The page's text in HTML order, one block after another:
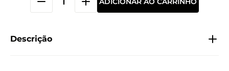
Descrição